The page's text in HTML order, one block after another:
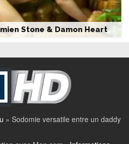
Stone & Damon Heart
» Sodomie versatile entre un daddy